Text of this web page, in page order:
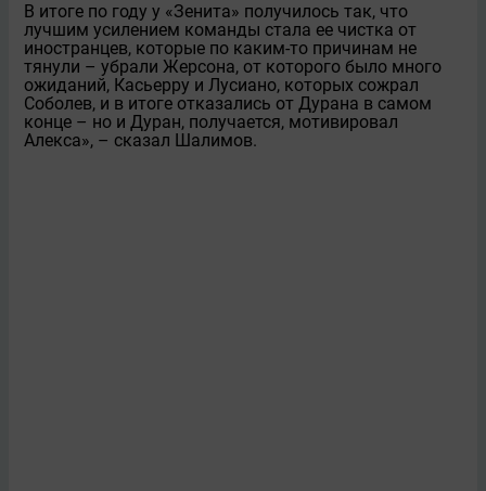
В итоге по году у «Зенита» получилось так, что
лучшим усилением команды стала ее чистка от
иностранцев, которые по каким-то причинам не
тянули – убрали Жерсона, от которого было много
ожиданий, Касьерру и Лусиано, которых сожрал
Соболев, и в итоге отказались от Дурана в самом
конце – но и Дуран, получается, мотивировал
Алекса», – сказал Шалимов.